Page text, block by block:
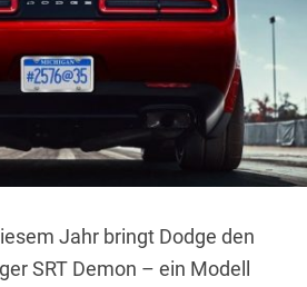
Jahr bringt Dodge den
SRT Demon – ein Modell